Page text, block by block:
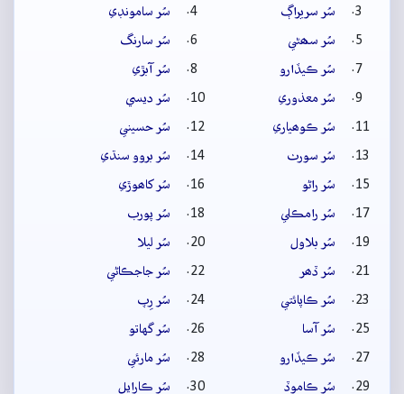
سُر سريراڳ
سُر سامونڊي
سُر سھڻي
سُر سارنگ
سُر ڪيڏارو
سُر آبڙي
سُر معذوري
سُر ديسي
سُر ڪوھياري
سُر حسيني
سُر سورٺ
سُر بروو سنڌي
سُر راڻو
سُر کاھوڙي
سُر رامڪلي
سُر پورب
سُر بلاول
سُر ليلا
سُر ڏھر
سُر جاجڪاڻي
سُر ڪاپائتي
سُر رِپ
سُر آسا
سُر گهاتو
سُر ڪيڏارو
سُر مارئي
سُر ڪاموڏ
سُر ڪارايل